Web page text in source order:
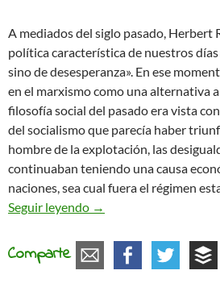
A mediados del siglo pasado, Herbert
política característica de nuestros
sino de desesperanza». En ese
en el marxismo como una alternativa
filosofía social del pasado era vista
del socialismo que parecía haber
hombre de la explotación, las
continuaban teniendo una causa
naciones, sea cual fuera el régimen
Seguir leyendo La filosofía anarquista
→
Comparte